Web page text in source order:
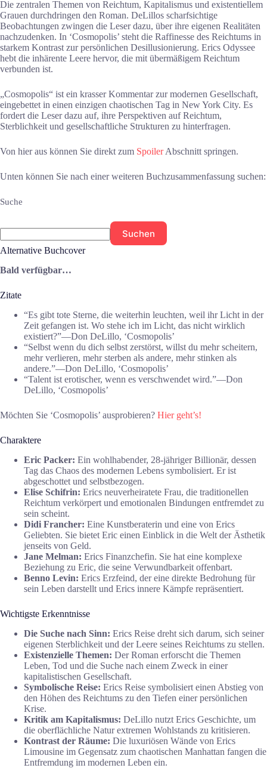
Die zentralen Themen von Reichtum, Kapitalismus und existentiellem
Grauen durchdringen den Roman. DeLillos scharfsichtige
Beobachtungen zwingen die Leser dazu, über ihre eigenen Realitäten
nachzudenken. In ‘Cosmopolis’ steht die Raffinesse des Reichtums in
starkem Kontrast zur persönlichen Desillusionierung. Erics Odyssee
hebt die inhärente Leere hervor, die mit übermäßigem Reichtum
verbunden ist.
„Cosmopolis“ ist ein krasser Kommentar zur modernen Gesellschaft,
eingebettet in einen einzigen chaotischen Tag in New York City. Es
fordert die Leser dazu auf, ihre Perspektiven auf Reichtum,
Sterblichkeit und gesellschaftliche Strukturen zu hinterfragen.
Von hier aus können Sie direkt zum SpoilerAbschnitt springen.
Unten können Sie nach einer weiteren Buchzusammenfassung suchen:
Suche
Suchen
Alternative Buchcover
Bald verfügbar…
Zitate
“Es gibt tote Sterne, die weiterhin leuchten, weil ihr Licht in der
Zeit gefangen ist. Wo stehe ich im Licht, das nicht wirklich
existiert?”―Don DeLillo, ‘Cosmopolis’
“Selbst wenn du dich selbst zerstörst, willst du mehr scheitern,
mehr verlieren, mehr sterben als andere, mehr stinken als
andere.”―Don DeLillo, ‘Cosmopolis’
“Talent ist erotischer, wenn es verschwendet wird.”―Don
DeLillo, ‘Cosmopolis’
Möchten Sie ‘Cosmopolis’ ausprobieren? Hier geht’s!
Charaktere
Eric Packer: Ein wohlhabender, 28-jähriger Billionär, dessen
Tag das Chaos des modernen Lebens symbolisiert. Er ist
abgeschottet und selbstbezogen.
Elise Schifrin: Erics neuverheiratete Frau, die traditionellen
Reichtum verkörpert und emotionalen Bindungen entfremdet zu
sein scheint.
Didi Francher: Eine Kunstberaterin und eine von Erics
Geliebten. Sie bietet Eric einen Einblick in die Welt der Ästhetik
jenseits von Geld.
Jane Melman: Erics Finanzchefin. Sie hat eine komplexe
Beziehung zu Eric, die seine Verwundbarkeit offenbart.
Benno Levin: Erics Erzfeind, der eine direkte Bedrohung für
sein Leben darstellt und Erics innere Kämpfe repräsentiert.
Wichtigste Erkenntnisse
Die Suche nach Sinn: Erics Reise dreht sich darum, sich seiner
eigenen Sterblichkeit und der Leere seines Reichtums zu stellen.
Existenzielle Themen: Der Roman erforscht die Themen
Leben, Tod und die Suche nach einem Zweck in einer
kapitalistischen Gesellschaft.
Symbolische Reise: Erics Reise symbolisiert einen Abstieg von
den Höhen des Reichtums zu den Tiefen einer persönlichen
Krise.
Kritik am Kapitalismus: DeLillo nutzt Erics Geschichte, um
die oberflächliche Natur extremen Wohlstands zu kritisieren.
Kontrast der Räume: Die luxuriösen Wände von Erics
Limousine im Gegensatz zum chaotischen Manhattan fangen die
Entfremdung im modernen Leben ein.